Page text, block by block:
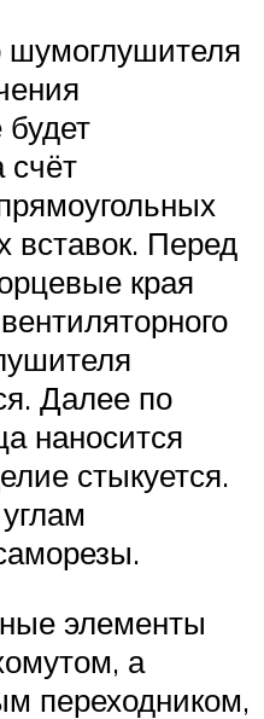
шумоглушителя
счёт
вставок. Перед
края
Далее по
наносится
стыкуется.
элементы
а
переходником,